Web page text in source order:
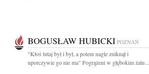
BOGUSŁAW HUBICKI POZNAŃ
"Ktoś tutaj był i był, a potem nagle zniknął i
uporczywie go nie ma" Pogrążeni w głębokim żalu...